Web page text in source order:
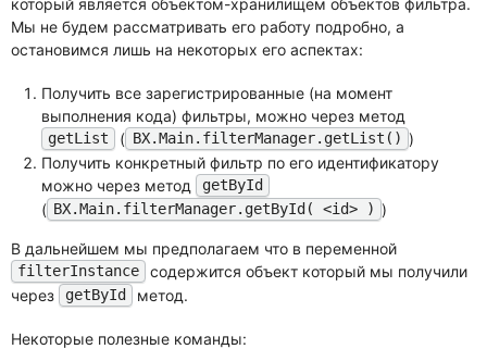
который является объектом-хранилищем объектов фильтра.
Мы не будем рассматривать его работу подробно, а
остановимся лишь на некоторых его аспектах:
Получить все зарегистрированные (на момент
выполнения кода) фильтры, можно через метод
getList ( BX.Main.filterManager.getList() )
Получить конкретный фильтр по его идентификатору
можно через метод
getById
( BX.Main.filterManager.getById( <id> ) )
В дальнейшем мы предполагаем что в переменной
filterInstance
содержится объект который мы получили
через
getById метод.
Некоторые полезные команды: